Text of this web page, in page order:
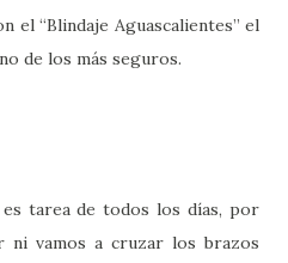
el “Blindaje Aguascalientes” el
de los más seguros.
tarea de todos los días, por
ni vamos a cruzar los brazos